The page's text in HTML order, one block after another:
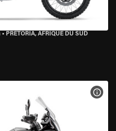
• PRETORIA, AFRIQUE DU SUD